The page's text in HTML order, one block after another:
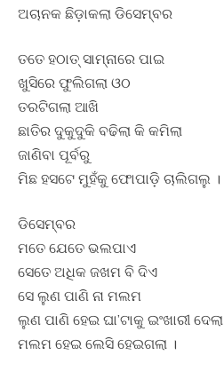
ଅଚାନକ ଛିଡ଼ାକଲା ଡିସେମ୍ବର
ତତେ ହଠାତ୍ ସାମ୍ନାରେ ପାଇ
ଖୁସିରେ ଫୁଲିଗଲା ଓଠ
ତରଟିଗଲା ଆଖି
ଛାତିର ଦୁକୁଦୁକି ବଢିଲା କି କମିଲା
ଜାଣିବା ପୂର୍ବରୁ
ମିଛ ହସଟେ ମୁହଁକୁ ଫୋପାଡ଼ି ଚାଲିଗଲୁ ।
ଡିସେମ୍ବର
ମତେ ଯେତେ ଭଲପାଏ
ସେତେ ଅଧିକ ଜଖମ ବି ଦିଏ
ସେ ଲୁଣ ପାଣି ନା ମଲମ
ଲୁଣ ପାଣି ହେଇ ଘା’ଟାକୁ ଇଂଖାରୀ ଦେଲା
ମଲମ ହେଇ ଲେସି ହେଇଗଲା ।